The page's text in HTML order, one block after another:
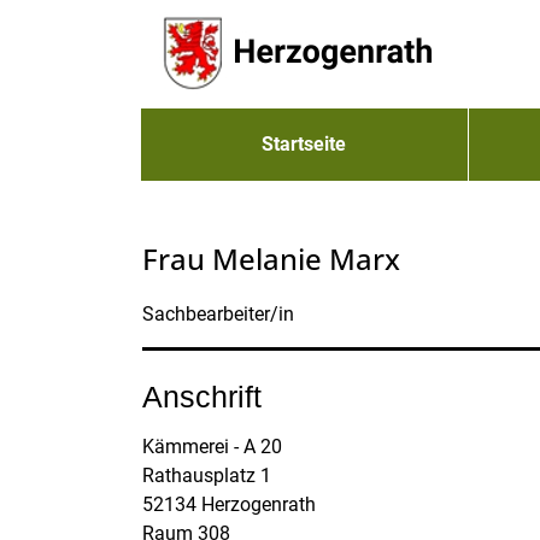
Zum Hauptinhalt springen
Startseite
Frau Melanie Marx
Sachbearbeiter/in
Anschrift
Kämmerei - A 20
Rathausplatz 1
52134 Herzogenrath
Raum 308